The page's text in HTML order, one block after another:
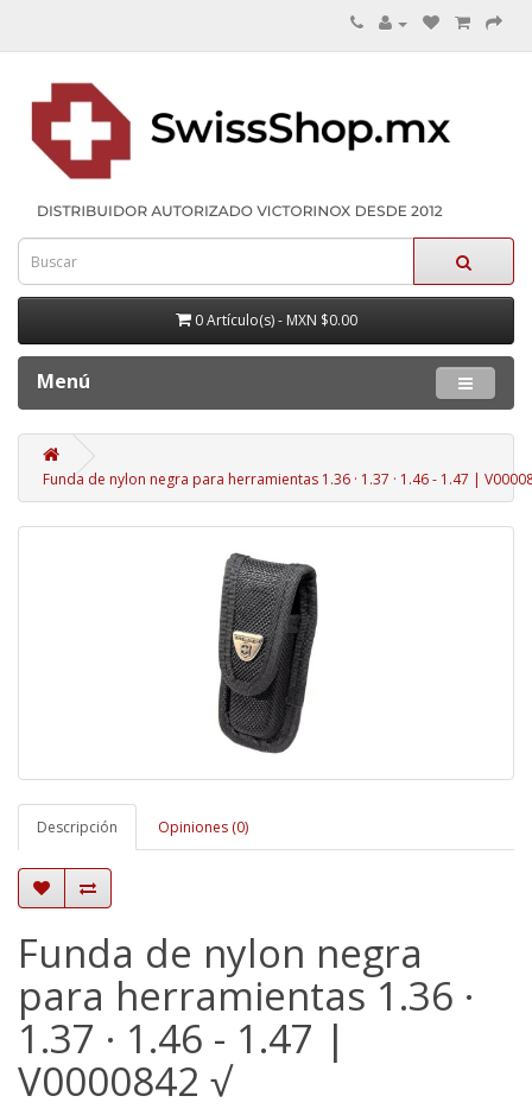
0 Artículo(s) - MXN $0.00
Menú
Funda de nylon negra para herramientas 1.36 · 1.37 · 1.46 - 1.47 |
Descripción Opiniones (0)
Funda de nylon negra
para herramientas 1.36 ·
1.37 · 1.46 - 1.47 |
V0000842 √